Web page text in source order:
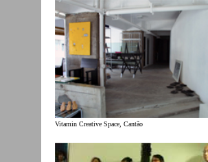
Vitamin Creative Space, Cantão